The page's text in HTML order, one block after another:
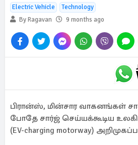
Electric Vehicle
Technology
By Ragavan
9 months ago
பிரான்ஸ், மின்சார வாகனங்கள்
போதே சார்ஜ் செய்யக்கூடிய
(EV-charging motorway)